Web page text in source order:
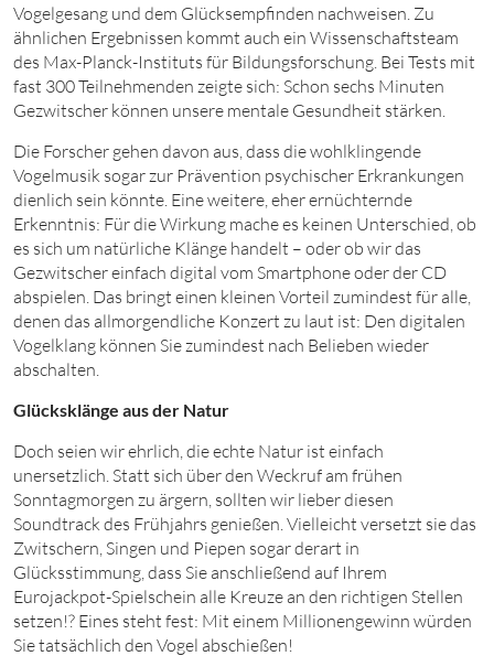
Vogelgesang und dem Glücksempfinden nachweisen. Zu
ähnlichen Ergebnissen kommt auch ein Wissenschaftsteam
des Max-Planck-Instituts für Bildungsforschung. Bei Tests mit
fast 300 Teilnehmenden zeigte sich: Schon sechs Minuten
Gezwitscher können unsere mentale Gesundheit stärken.
Die Forscher gehen davon aus, dass die wohlklingende
Vogelmusik sogar zur Prävention psychischer Erkrankungen
dienlich sein könnte. Eine weitere, eher ernüchternde
Erkenntnis: Für die Wirkung mache es keinen Unterschied, ob
es sich um natürliche Klänge handelt – oder ob wir das
Gezwitscher einfach digital vom Smartphone oder der CD
abspielen. Das bringt einen kleinen Vorteil zumindest für alle,
denen das allmorgendliche Konzert zu laut ist: Den digitalen
Vogelklang können Sie zumindest nach Belieben wieder
abschalten.
Glücksklänge aus der Natur
Doch seien wir ehrlich, die echte Natur ist einfach
unersetzlich. Statt sich über den Weckruf am frühen
Sonntagmorgen zu ärgern, sollten wir lieber diesen
Soundtrack des Frühjahrs genießen. Vielleicht versetzt sie das
Zwitschern, Singen und Piepen sogar derart in
Glücksstimmung, dass Sie anschließend auf Ihrem
Eurojackpot-Spielschein alle Kreuze an den richtigen Stellen
setzen!? Eines steht fest: Mit einem Millionengewinn würden
Sie tatsächlich den Vogel abschießen!